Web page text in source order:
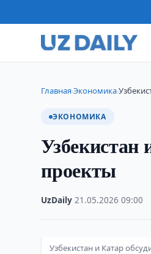
Главная›Экономика›
ЭКОНОМИКА
Узбекистан
проекты
UzDaily ·21.05.2026 ·09:00
Узбекистан и Катар